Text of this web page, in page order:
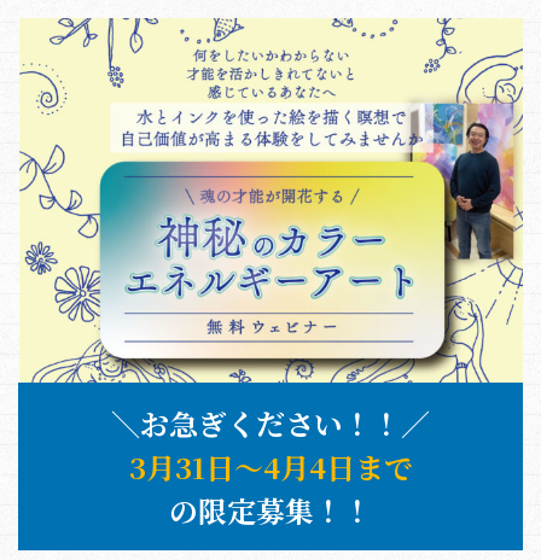
＼お急ぎください！！／
3月31日〜4月4日まで
の限定募集！！